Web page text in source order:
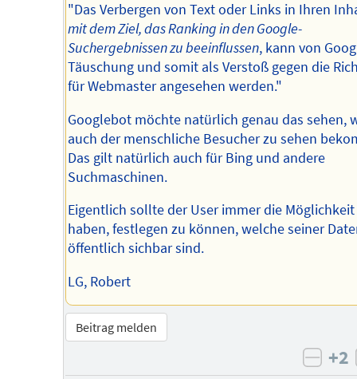
"Das Verbergen von Text oder Links in Ihren
mit dem Ziel, das Ranking in den Google-
Suchergebnissen zu beeinflussen, kann von
Täuschung und somit als Verstoß gegen die
für Webmaster angesehen werden."
Googlebot möchte natürlich genau das sehen,
auch der menschliche Besucher zu sehen
Das gilt natürlich auch für Bing und andere
Suchmaschinen.
Eigentlich sollte der User immer die Möglichkeit
haben, festlegen zu können, welche seiner
öffentlich sichbar sind.
LG, Robert
Beitrag melden
+2